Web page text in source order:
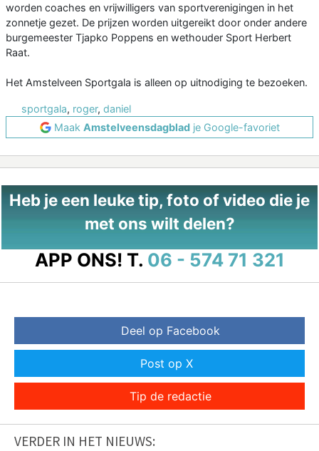
worden coaches en vrijwilligers van sportverenigingen in het
zonnetje gezet. De prijzen worden uitgereikt door onder andere
burgemeester Tjapko Poppens en wethouder Sport Herbert
Raat.
Het Amstelveen Sportgala is alleen op uitnodiging te bezoeken.
sportgala, roger, daniel
Maak Amstelveensdagbladje Google-favoriet
Heb je een leuke tip, foto of video die je
met ons wilt delen?
APP ONS! T. 06 - 574 71 321
Deel op Facebook
Post op X
Tip de redactie
VERDER IN HET NIEUWS: